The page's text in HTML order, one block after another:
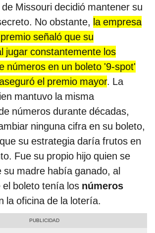
Missouri decidió mantener su
No obstante, la empresa
señaló que su
jugar constantemente los
números en un boleto '9-spot'
el premio mayor. La
mantuvo la misma
números durante décadas,
ninguna cifra en su boleto,
su estrategia daría frutos en
Fue su propio hijo quien se
su madre había ganado, al
boleto tenía los números
la oficina de la lotería.